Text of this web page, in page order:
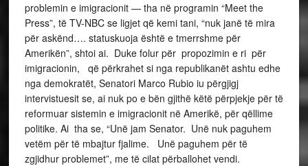
problemin e imigracionit — tha në programin “Meet the
Press”, të TV-NBC se ligjet që kemi tani, “nuk janë të mira
për askënd…. statuskuoja është e tmerrshme për
Amerikën”, shtoi ai. Duke folur për propozimin e ri për
imigracionin, që përkrahet si nga republikanët ashtu edhe
nga demokratët, Senatori Marco Rubio iu përgjigj
intervistuesit se, ai nuk po e bën gjithë këtë përpjekje për të
reformuar sistemin e imigracionit në Amerikë, për qëllime
politike. Ai tha se, “Unë jam Senator. Unë nuk paguhem
vetëm për të mbajtur fjalime. Unë paguhem për të
zgjidhur problemet”, me të cilat përballohet vendi.